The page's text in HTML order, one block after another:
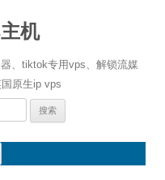
机
、tiktok专用vps、解锁流媒
原生ip vps